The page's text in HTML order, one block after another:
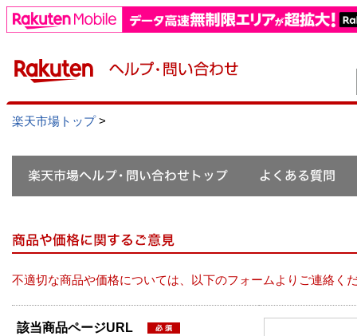
楽天市場トップ>
不適切な商品や価格については、以下のフォームよりご連絡く
該当商品ページURL